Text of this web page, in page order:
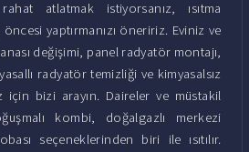
atlatmak istiyorsanız, ısıtma
öncesi yaptırmanızı öneririz. Eviniz ve
değişimi, panel radyatör montajı,
radyatör temizliği ve kimyasalsız
için bizi arayın. Daireler ve müstakil
kombi, doğalgazlı merkezi
seçeneklerinden biri ile ısıtılır.